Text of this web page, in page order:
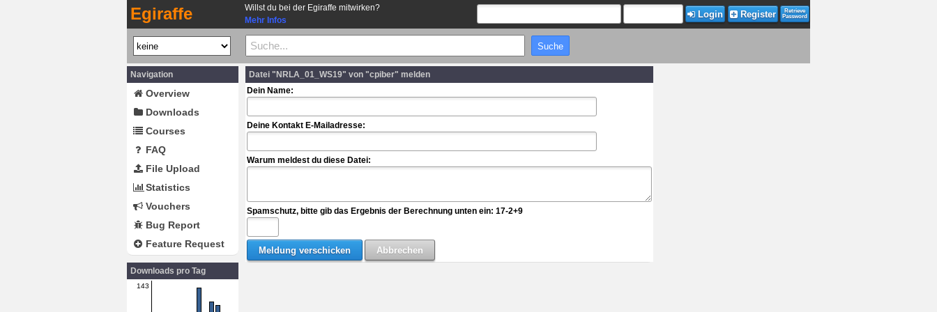
Egiraffe
Willst du bei der Egiraffe mitwirken?
Mehr Infos
Login Register
Retrieve
Password
Navigation
Overview
Downloads
Courses
FAQ
File Upload
Statistics
Vouchers
Bug Report
Feature Request
Downloads pro Tag
143
Datei "NRLA_01_WS19" von "cpiber" melden
Dein Name:
Deine Kontakt E-Mailadresse:
Warum meldest du diese Datei:
Spamschutz, bitte gib das Ergebnis der Berechnung unten ein: 17-2+9